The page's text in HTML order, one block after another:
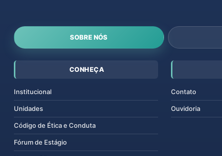
SOBRE NÓS
CONHEÇA
Institucional
Unidades
Código de Ética e Conduta
Fórum de Estágio
Contato
Ouvidoria